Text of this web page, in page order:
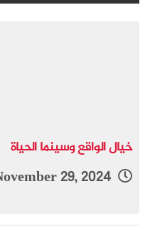
خيال الواقع وسينما الحياة